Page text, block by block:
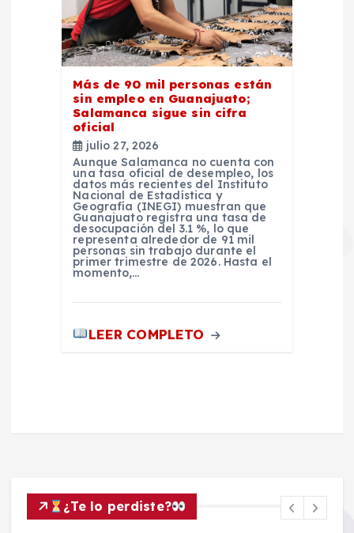
Más de 90 mil personas están
sin empleo en Guanajuato;
Salamanca sigue sin cifra
oficial
julio 27, 2026
Aunque Salamanca no cuenta con
una tasa oficial de desempleo, los
datos más recientes del Instituto
Nacional de Estadística y
Geografía (INEGI) muestran que
Guanajuato registra una tasa de
desocupación del 3.1 %, lo que
representa alrededor de 91 mil
personas sin trabajo durante el
primer trimestre de 2026. Hasta el
momento,…
LEER COMPLETO
¿Te lo perdiste?